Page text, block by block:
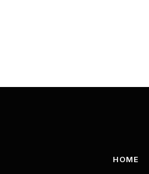
HOME